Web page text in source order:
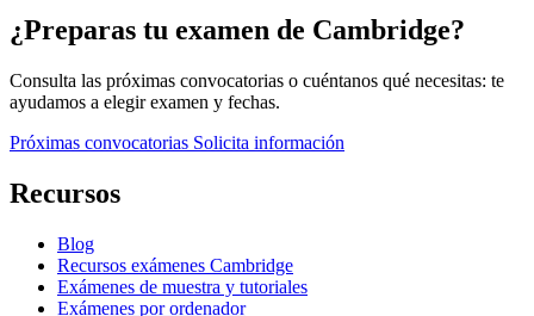
¿Preparas tu examen de Cambridge?
Consulta las próximas convocatorias o cuéntanos qué necesitas: te
ayudamos a elegir examen y fechas.
Próximas convocatorias Solicita información
Recursos
Blog
Recursos exámenes Cambridge
Exámenes de muestra y tutoriales
Exámenes por ordenador